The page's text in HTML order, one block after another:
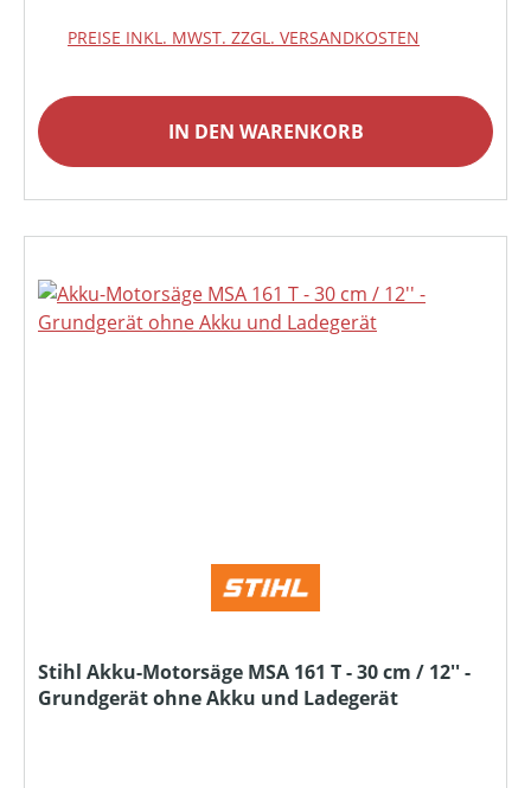
PREISE INKL. MWST. ZZGL. VERSANDKOSTEN
IN DEN WARENKORB
Stihl Akku-Motorsäge MSA 161 T - 30 cm / 12'' -
Grundgerät ohne Akku und Ladegerät